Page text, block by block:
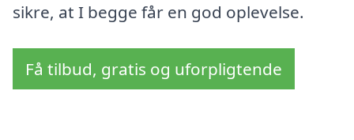
sikre, at I begge får en god oplevelse.
Få tilbud, gratis og uforpligtende